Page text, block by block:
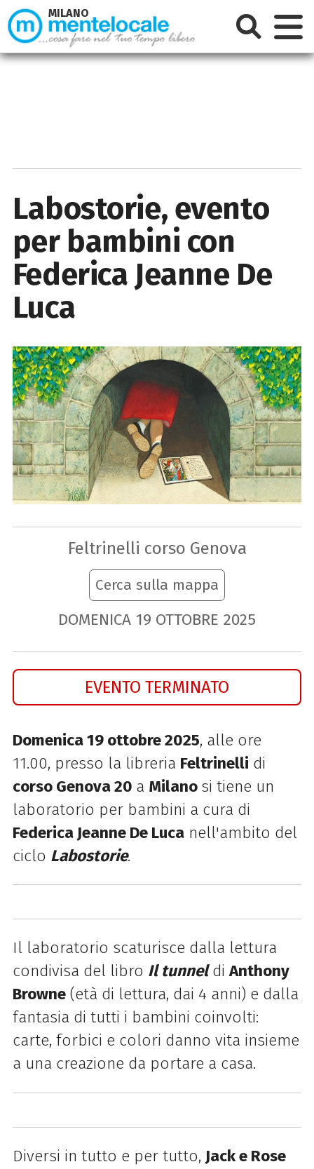
Labostorie, evento
per bambini con
Federica Jeanne De
Luca
Feltrinelli corso Genova
Cerca sulla mappa
DOMENICA 19 OTTOBRE 2025
EVENTO TERMINATO
Domenica 19 ottobre 2025, alle ore
11.00, presso la libreria Feltrinelli di
corso Genova 20 a Milano si tiene un
laboratorio per bambini a cura di
Federica Jeanne De Lucanell'ambito del
ciclo Labostorie.
Il laboratorio scaturisce dalla lettura
condivisa del libro Il tunneldiAnthony
Browne(età di lettura, dai 4 anni) e dalla
fantasia di tutti i bambini coinvolti:
carte, forbici e colori danno vita insieme
a una creazione da portare a casa.
Diversi in tutto e per tutto, Jack e Rose
MILANO